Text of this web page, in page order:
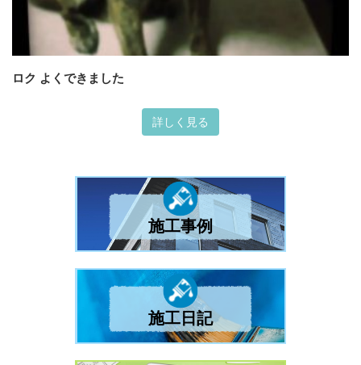
ロク よくできました
詳しく見る
施工事例
施工日記